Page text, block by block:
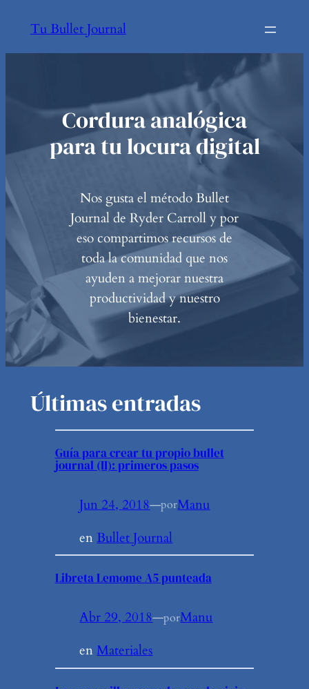
Tu Bullet Journal
Cordura analógica
para tu locura digital
Nos gusta el método Bullet
Journal de Ryder Carroll y por
eso compartimos recursos de
toda la comunidad que nos
ayuden a mejorar nuestra
productividad y nuestro
bienestar.
Últimas entradas
Guía para crear tu propio bullet
journal (II): primeros pasos
Jun 24, 2018—porManu
enBullet Journal
Libreta Lemome A5 punteada
Abr 29, 2018—porManu
enMateriales